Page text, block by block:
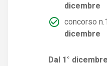
dicembre
concorso
dicembre
Dal 1° dicembre